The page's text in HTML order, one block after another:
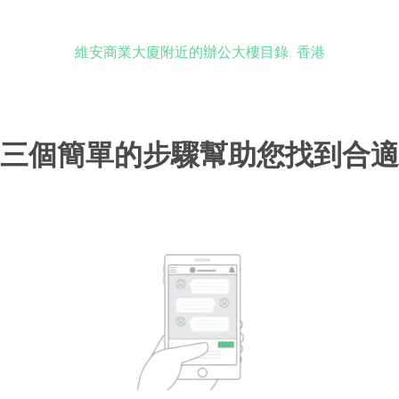
維安商業大廈附近的辦公大樓目錄, 香港
個簡單的步驟幫助您找到合